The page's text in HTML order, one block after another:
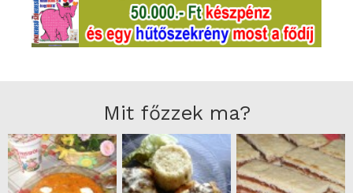
Mit főzzek ma?